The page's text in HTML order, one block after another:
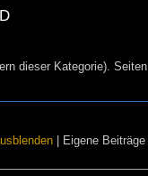
dieser Kategorie).
| Eigene